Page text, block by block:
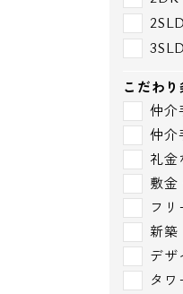
こだわ
仲介
仲介
礼金
敷金
フリ
新築
デザ
タワ